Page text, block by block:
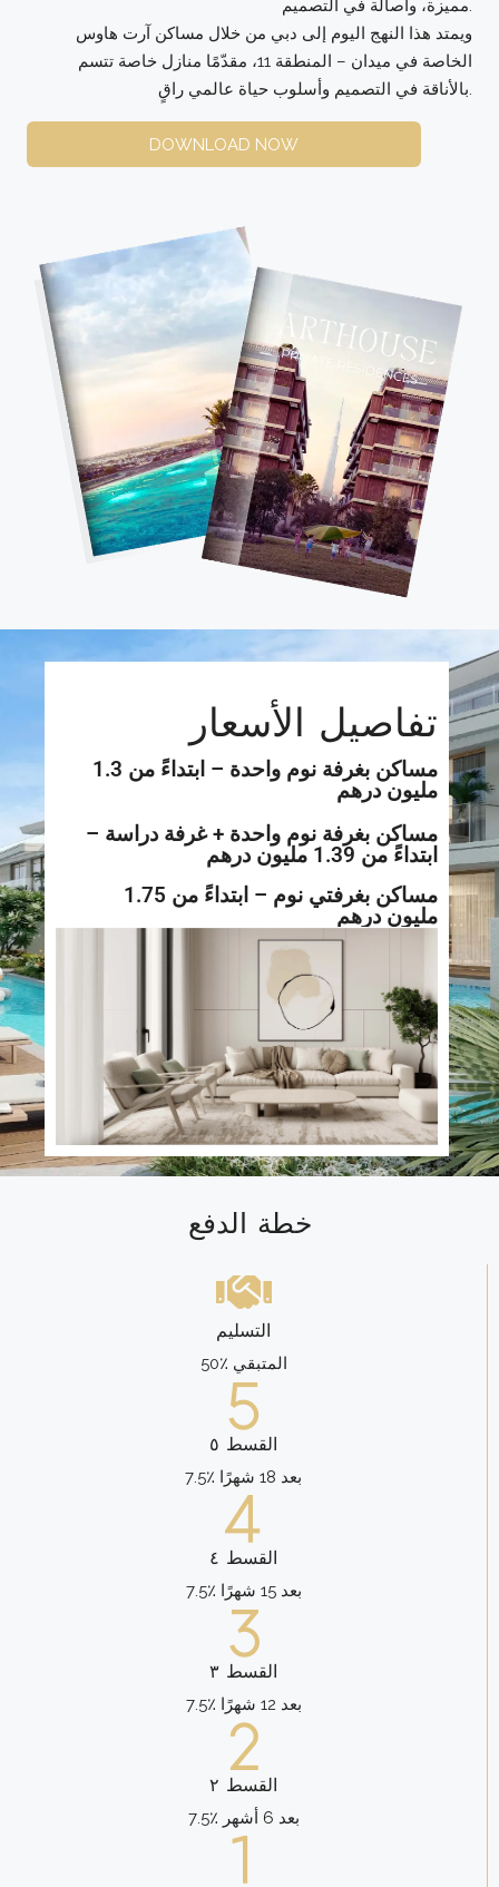
مميزة، وأصالة في التصميم.
ويمتد هذا النهج اليوم إلى دبي من خلال مساكن آرت هاوس
الخاصة في ميدان – المنطقة 11، مقدّمًا منازل خاصة تتسم
بالأناقة في التصميم وأسلوب حياة عالمي راقٍ.
DOWNLOAD NOW
تفاصيل الأسعار
مساكن بغرفة نوم واحدة – ابتداءً من 1.3
مليون درهم
مساكن بغرفة نوم واحدة + غرفة دراسة –
ابتداءً من 1.39 مليون درهم
مساكن بغرفتي نوم – ابتداءً من 1.75
مليون درهم
خطة الدفع
التسليم
50٪ المتبقي
القسط ٥
7.5٪ بعد 18 شهرًا
القسط ٤
7.5٪ بعد 15 شهرًا
القسط ٣
7.5٪ بعد 12 شهرًا
القسط ٢
7.5٪ بعد 6 أشهر